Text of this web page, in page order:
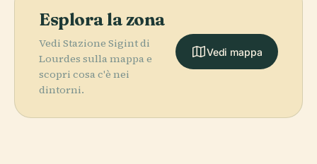
Esplora la zona
Vedi Stazione Sigint di
Lourdes sulla mappa e
scopri cosa c'è nei
dintorni.
Vedi mappa